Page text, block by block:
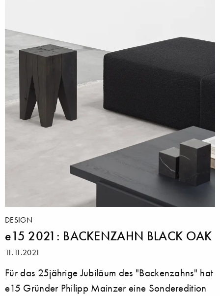
DESIGN
e15 2021: BACKENZAHN BLACK OAK
11.11.2021
Für das 25jährige Jubiläum des "Backenzahns" hat
e15 Gründer Philipp Mainzer eine Sonderedition